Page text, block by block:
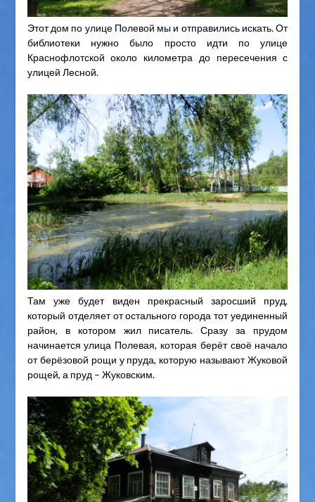
Этот дом по улице Полевой мы и отправились искать. От
библиотеки нужно было просто идти по улице
Краснофлотской около километра до пересечения с
улицей Лесной.
Там уже будет виден прекрасный заросший пруд,
который отделяет от остального города тот уединенный
район, в котором жил писатель. Сразу за прудом
начинается улица Полевая, которая берёт своё начало
от берёзовой рощи у пруда, которую называют Жуковой
рощей, а пруд – Жуковским.